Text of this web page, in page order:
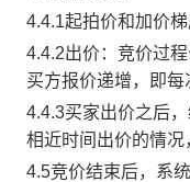
4.4.1起拍价和加价
4.4.2出价：竞价过
买方报价递增，即
4.4.3买家出价之后
相近时间出价的情
4.5竞价结束后，系